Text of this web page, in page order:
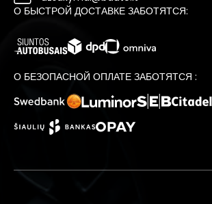
О БЫСТРОЙ ДОСТАВКЕ ЗАБОТЯТСЯ:
О БЕЗОПАСНОЙ ОПЛАТЕ ЗАБОТЯТСЯ :